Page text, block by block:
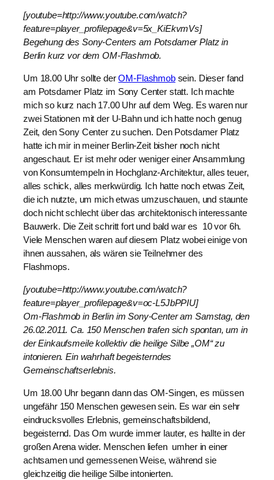
[youtube=http://www.youtube.com/watch?
feature=player_profilepage&v=5x_KiEkvmVs]
Begehung des Sony-Centers am Potsdamer Platz in
Berlin kurz vor dem OM-Flashmob.
Um 18.00 Uhr sollte derOM-Flashmobsein. Dieser fand
am Potsdamer Platz im Sony Center statt. Ich machte
mich so kurz nach 17.00 Uhr auf dem Weg. Es waren nur
zwei Stationen mit der U-Bahn und ich hatte noch genug
Zeit, den Sony Center zu suchen. Den Potsdamer Platz
hatte ich mir in meiner Berlin-Zeit bisher noch nicht
angeschaut. Er ist mehr oder weniger einer Ansammlung
von Konsumtempeln in Hochglanz-Architektur, alles teuer,
alles schick, alles merkwürdig. Ich hatte noch etwas Zeit,
die ich nutzte, um mich etwas umzuschauen, und staunte
doch nicht schlecht über das architektonisch interessante
Bauwerk. Die Zeit schritt fort und bald war es 10 vor 6h.
Viele Menschen waren auf diesem Platz wobei einige von
ihnen aussahen, als wären sie Teilnehmer des
Flashmops.
[youtube=http://www.youtube.com/watch?
feature=player_profilepage&v=oc-L5JbPPIU]
Om-Flashmob in Berlin im Sony-Center am Samstag, den
26.02.2011. Ca. 150 Menschen trafen sich spontan, um in
der Einkaufsmeile kollektiv die heilige Silbe „OM“ zu
intonieren. Ein wahrhaft begeisterndes
Gemeinschaftserlebnis.
Um 18.00 Uhr begann dann das OM-Singen, es müssen
ungefähr 150 Menschen gewesen sein. Es war ein sehr
eindrucksvolles Erlebnis, gemeinschaftsbildend,
begeisternd. Das Om wurde immer lauter, es hallte in der
großen Arena wider. Menschen liefen umher in einer
achtsamen und gemessenen Weise, während sie
gleichzeitig die heilige Silbe intonierten.